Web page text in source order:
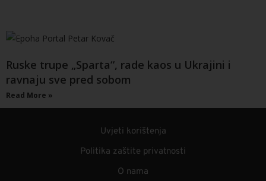
Ruske trupe „Sparta“, rade kaos u Ukrajini i
ravnaju sve pred sobom
Read More »
Uvjeti korištenja
Politika zaštite privatnosti
O nama